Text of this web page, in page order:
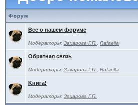
Форум
Все о нашем форуме
Модераторы: Захарова Г.П. Rafaella
Обратная связь
Модераторы: Захарова Г.П. Rafaella
Kнига!
Модераторы: Захарова Г.П.